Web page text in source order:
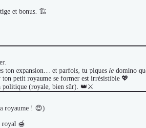
et bonus. 🏗️
ton expansion… et parfois, tu piques le domino
petit royaume se former est irrésistible 💖
politique (royale, bien sûr). 👑⚔️
royaume ! 😍)
royal 🍯